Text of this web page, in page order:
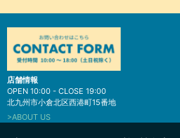
店舗情報
OPEN 10:00 - CLOSE 19:00
北九州市小倉北区西港町15番地
>ABOUT US